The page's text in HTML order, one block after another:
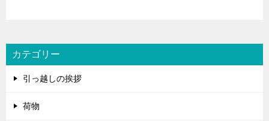
カテゴリー
引っ越しの挨拶
荷物